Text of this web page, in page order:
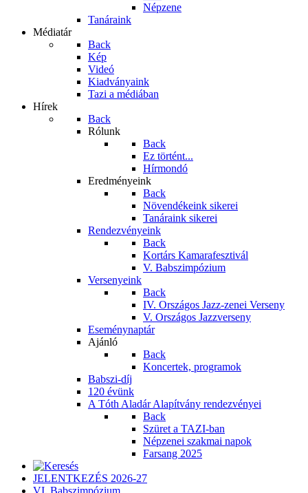
Népzene
Tanáraink
Médiatár
Back
Kép
Videó
Kiadványaink
Tazi a médiában
Hírek
Back
Rólunk
Back
Ez történt...
Hírmondó
Eredményeink
Back
Növendékeink sikerei
Tanáraink sikerei
Rendezvényeink
Back
Kortárs Kamarafesztivál
V. Babszimpózium
Versenyeink
Back
IV. Országos Jazz-zenei Verseny
V. Országos Jazzverseny
Eseménynaptár
Ajánló
Back
Koncertek, programok
Babszi-díj
120 évünk
A Tóth Aladár Alapítvány rendezvényei
Back
Szüret a TAZI-ban
Népzenei szakmai napok
Farsang 2025
JELENTKEZÉS 2026-27
VI. Babszimpózium